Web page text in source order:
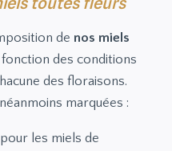
de nos miels
des conditions
des floraisons.
marquées :
les miels de